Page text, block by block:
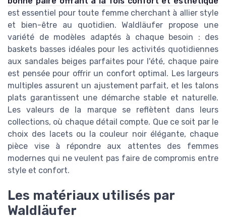
est essentiel pour toute femme cherchant à allier style
et bien-être au quotidien. Waldläufer propose une
variété de modèles adaptés à chaque besoin : des
baskets basses idéales pour les activités quotidiennes
aux sandales beiges parfaites pour l'été, chaque paire
est pensée pour offrir un confort optimal. Les largeurs
multiples assurent un ajustement parfait, et les talons
plats garantissent une démarche stable et naturelle.
Les valeurs de la marque se reflètent dans leurs
collections, où chaque détail compte. Que ce soit par le
choix des lacets ou la couleur noir élégante, chaque
pièce vise à répondre aux attentes des femmes
modernes qui ne veulent pas faire de compromis entre
style et confort.
Les matériaux utilisés par
Waldläufer